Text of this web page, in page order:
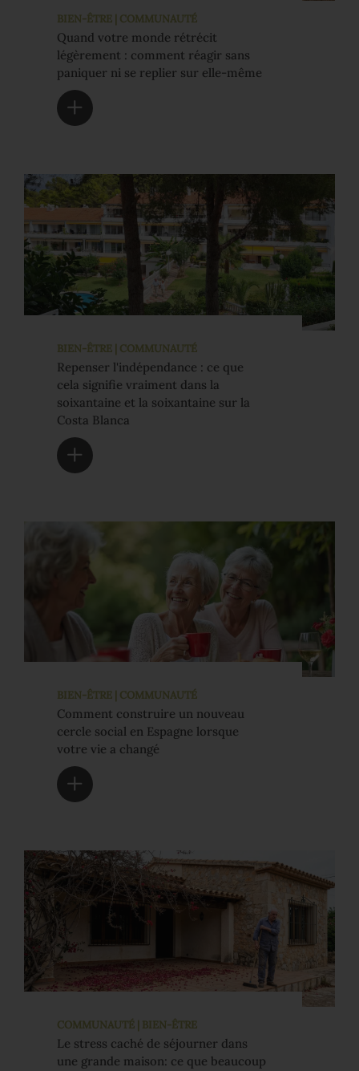
BIEN-ÊTRE | COMMUNAUTÉ
Quand votre monde rétrécit
légèrement : comment réagir sans
paniquer ni se replier sur elle-même
BIEN-ÊTRE | COMMUNAUTÉ
Repenser l'indépendance : ce que
cela signifie vraiment dans la
soixantaine et la soixantaine sur la
Costa Blanca
BIEN-ÊTRE | COMMUNAUTÉ
Comment construire un nouveau
cercle social en Espagne lorsque
votre vie a changé
COMMUNAUTÉ | BIEN-ÊTRE
Le stress caché de séjourner dans
une grande maison: ce que beaucoup